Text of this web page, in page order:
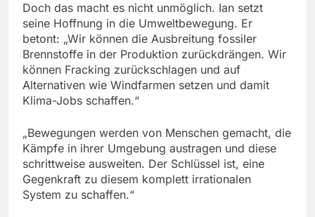
Doch das macht es nicht unmöglich. Ian setzt
seine Hoffnung in die Umweltbewegung. Er
betont: „Wir können die Ausbreitung fossiler
Brennstoffe in der Produktion zurückdrängen. Wir
können Fracking zurückschlagen und auf
Alternativen wie Windfarmen setzen und damit
Klima-Jobs schaffen.“
„Bewegungen werden von Menschen gemacht, die
Kämpfe in ihrer Umgebung austragen und diese
schrittweise ausweiten. Der Schlüssel ist, eine
Gegenkraft zu diesem komplett irrationalen
System zu schaffen.“